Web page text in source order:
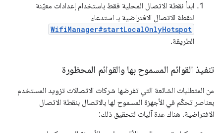
ابدأ نقطة الاتصال المحلية فقط باستخدام إعدادات معيّنة
لنقطة الاتصال الافتراضية بـ استدعاء
WifiManager#startLocalOnlyHotspot
الطريقة.
تنفيذ القوائم المسموح بها والقوائم المحظورة
من المتطلبات الشائعة التي تفرضها شركات الاتصالات تزويد المستخدم
بعناصر تحكّم في الأجهزة المسموح لها بالاتصال بنقطة الاتصال
الافتراضية. هناك عدة آليات لتحقيق ذلك: